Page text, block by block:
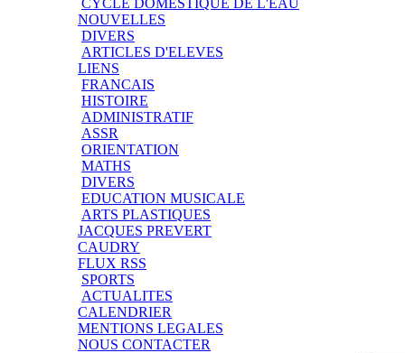
NOUVELLES
DIVERS
ARTICLES D'ELEVES
LIENS
FRANCAIS
HISTOIRE
ADMINISTRATIF
ASSR
ORIENTATION
MATHS
DIVERS
EDUCATION MUSICALE
ARTS PLASTIQUES
JACQUES PREVERT
CAUDRY
FLUX RSS
SPORTS
ACTUALITES
CALENDRIER
MENTIONS LEGALES
NOUS CONTACTER